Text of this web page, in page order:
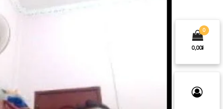
0
0,00៛